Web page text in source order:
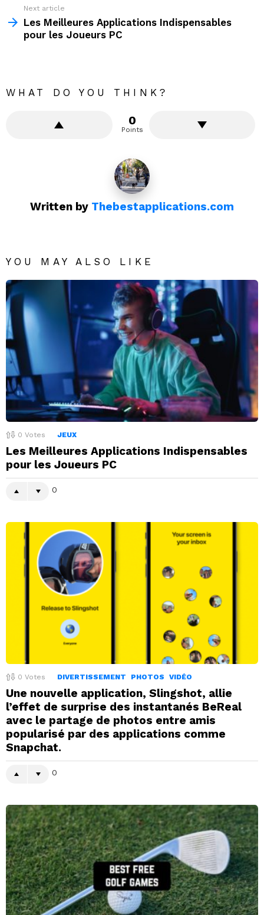
Next article
Les Meilleures Applications Indispensables
pour les Joueurs PC
WHAT DO YOU THINK?
0
Points
Written by Thebestapplications.com
YOU MAY ALSO LIKE
0 Votes JEUX
Les Meilleures Applications Indispensables
pour les Joueurs PC
0
0 Votes DIVERTISSEMENT PHOTOS VIDÉO
Une nouvelle application, Slingshot, allie
l’effet de surprise des instantanés BeReal
avec le partage de photos entre amis
popularisé par des applications comme
Snapchat.
0